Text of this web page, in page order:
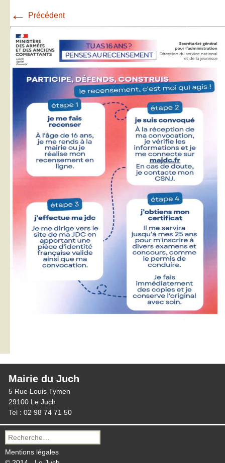
← Précédent
Mairie du Juch
5 Rue Louis Tymen
29100 Le Juch
Tel : 02 98 74 71 50
Recherche
pour :
Mentions légales